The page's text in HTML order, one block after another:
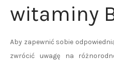
witaminy
Aby zapewnić sobie
zwrócić uwagę na